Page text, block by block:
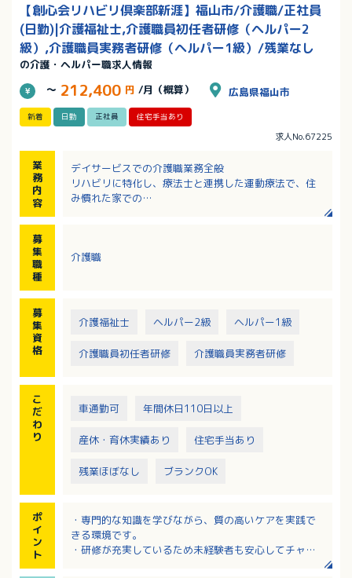
【創心会リハビリ倶楽部新涯】福山市/介護職/正社員
(日勤)|介護福祉士,介護職員初任者研修（ヘルパー2
級）,介護職員実務者研修（ヘルパー1級）/残業なし
の介護・ヘルパー職求人情報
～ 212,400 円 /月（概算） 広島県福山市
新着 日勤 正社員 住宅手当あり
求人No.67225
業
務
内
容
デイサービスでの介護職業務全般
リハビリに特化し、療法士と連携した運動療法で、住
み慣れた家での
・自立支援：集団体操・脳トレの実施、マシントレー
・健康管理：バイタルチェック、日々の状況記録
※リハビリ職など各分野の専門職と連携し、多角的な
視点で包括的にご利用者様を支援します。
募
集
職
種
介護職
募
集
資
格
介護福祉士 ヘルパー2級 ヘルパー1級
介護職員初任者研修 介護職員実務者研修
こ
だ
わ
り
車通勤可 年間休日110日以上
産休・育休実績あり 住宅手当あり
残業ほぼなし ブランクOK
ポ
イ
ン
ト
・専門的な知識を学びながら、質の高いケアを実践で
きる環境です。
・研修が充実しているため未経験者も安心してチャレ